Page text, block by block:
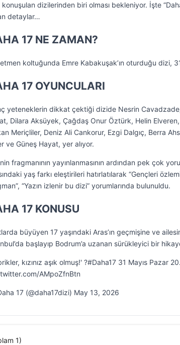
dizilerinden biri olması bekleniyor. İşte
detaylar…
17 NE ZAMAN?
koltuğunda Emre Kabakuşak’ın oturduğu dizi,
17 OYUNCULARI
yeteneklerin dikkat çektiği dizide Nesrin
Dilara Aksüyek, Çağdaş Onur Öztürk, Helin
Meriçliler, Deniz Ali Cankorur, Ezgi Dalgıç, Berra
ve Güneş Hayat, yer alıyor.
fragmanının yayınlanmasının ardından pek çok
yaş farkı eleştirileri hatırlatılarak “Gençleri
“Yazın izlenir bu dizi” yorumlarında bulunuldu.
17 KONUSU
büyüyen 17 yaşındaki Aras’ın geçmişine ve
başlayıp Bodrum’a uzanan sürükleyici bir
kızınız aşık olmuş!' ?#Daha17 31 Mayıs Pazar
AMpoZfnBtn
17 (@daha17dizi) May 13, 2026
1)